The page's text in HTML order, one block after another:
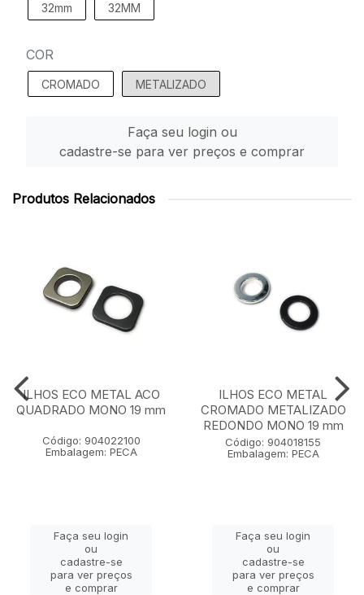
32mm 32MM
COR
CROMADO METALIZADO
Faça seu login ou
cadastre-se para ver preços e comprar
Produtos Relacionados
ILHOS ECO METAL ACO
QUADRADO MONO 19 mm
Código: 904022100
Embalagem: PECA
Faça seu login
ou
cadastre-se
para ver preços
e comprar
ILHOS ECO METAL
CROMADO METALIZADO
REDONDO MONO 19 mm
Código: 904018155
Embalagem: PECA
Faça seu login
ou
cadastre-se
para ver preços
e comprar